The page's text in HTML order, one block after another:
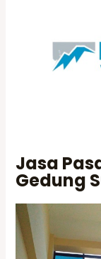
Jasa
Gedung